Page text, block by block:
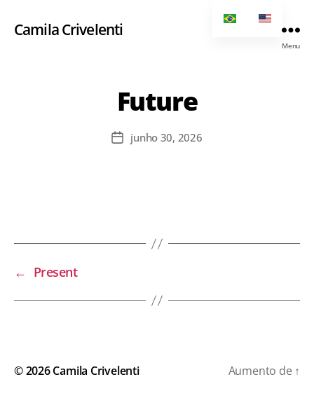
Camila Crivelenti
Menu
Future
junho 30, 2026
← Present
© 2026Camila Crivelenti Aumento de ↑